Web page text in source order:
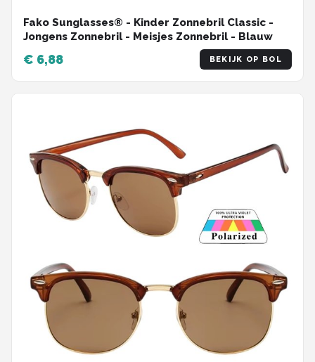
Fako Sunglasses® - Kinder Zonnebril Classic -
Jongens Zonnebril - Meisjes Zonnebril - Blauw
€ 6,88 BEKIJK OP BOL